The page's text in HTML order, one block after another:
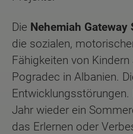
Die Nehemiah Gateway
die sozialen,
Fähigkeiten von
Pogradec in Albanien.
Jahr wieder ein
das Erlernen oder